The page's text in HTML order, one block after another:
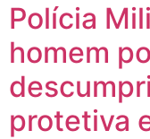
Polícia
homem
protetiva